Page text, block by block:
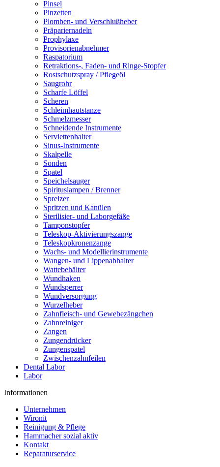
Pinsel
Pinzetten
Plomben- und Verschlußheber
Präpariernadeln
Prophylaxe
Provisorienabnehmer
Raspatorium
Retraktions-, Faden- und Ringe-Stopfer
Rostschutzspray / Pflegeöl
Saugrohr
Scharfe Löffel
Scheren
Schleimhautstanze
Schmelzmesser
Schneidende Instrumente
Serviettenhalter
Sinus-Instrumente
Skalpelle
Sonden
Spatel
Speichelsauger
Spirituslampen / Brenner
Spreizer
Spritzen und Kanülen
Sterilisier- und Laborgefäße
Tamponstopfer
Teleskop-Aktivierungszange
Teleskopkronenzange
Wachs- und Modellierinstrumente
Wangen- und Lippenabhalter
Wattebehälter
Wundhaken
Wundsperrer
Wundversorgung
Wurzelheber
Zahnfleisch- und Gewebezängchen
Zahnreiniger
Zangen
Zungendrücker
Zungenspatel
Zwischenzahnfeilen
Dental Labor
Labor
Informationen
Unternehmen
Wironit
Reinigung & Pflege
Hammacher sozial aktiv
Kontakt
Reparaturservice